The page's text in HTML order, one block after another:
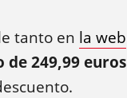
tanto en la web
249,99 euros